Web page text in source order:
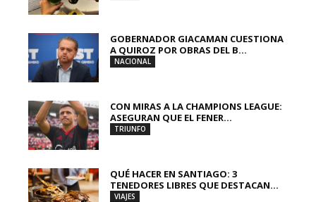
GOBERNADOR GIACAMAN CUESTIONA
A QUIROZ POR OBRAS DEL B...
NACIONAL
CON MIRAS A LA CHAMPIONS LEAGUE:
ASEGURAN QUE EL FENER...
TRIUNFO
QUÉ HACER EN SANTIAGO: 3
TENEDORES LIBRES QUE DESTACAN...
VIAJES